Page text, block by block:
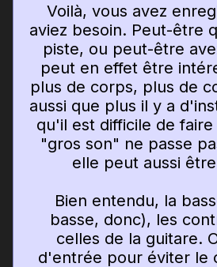
Voilà, vous avez
aviez besoin. Peut-être
piste, ou peut-être
peut en effet être
plus de corps, plus de
aussi que plus il y a
qu'il est difficile de
"gros son" ne passe
elle peut aussi
Bien entendu, la
basse, donc), les
celles de la guitare.
d'entrée pour éviter le